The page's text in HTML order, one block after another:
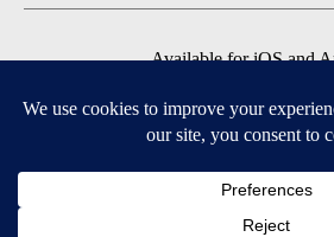
Available for iOS and
© 2026, NPG of Idaho, Inc. Idaho